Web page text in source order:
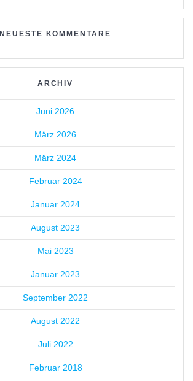
NEUESTE KOMMENTARE
ARCHIV
Juni 2026
März 2026
März 2024
Februar 2024
Januar 2024
August 2023
Mai 2023
Januar 2023
September 2022
August 2022
Juli 2022
Februar 2018